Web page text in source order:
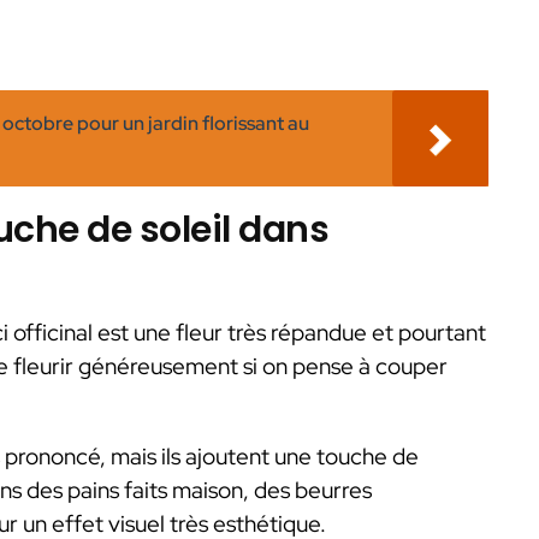
octobre pour un jardin florissant au
de soleil dans
officinal est une fleur très répandue et pourtant
fleurir généreusement si on pense à couper
mais ils ajoutent une touche de
des pains faits maison, des beurres
un effet visuel très esthétique.